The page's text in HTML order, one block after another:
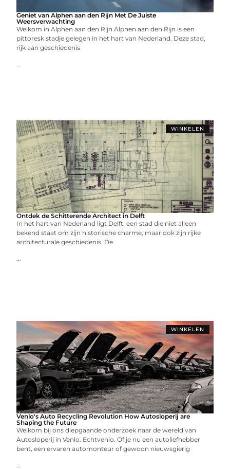
Geniet van Alphen aan den Rijn Met De Juiste
Weersverwachting
Welkom in Alphen aan den Rijn Alphen aan den Rijn is een
pittoresk stadje gelegen in het hart van Nederland. Deze stad,
rijk aan geschiedenis
...
WINKELEN
Ontdek de Schitterende Architect in Delft
In het hart van Nederland ligt Delft, een stad die niet alleen
bekend staat om zijn historische charme, maar ook zijn rijke
architecturale geschiedenis. De
...
WINKELEN
Venlo's Auto Recycling Revolution How Autosloperij are
Shaping the Future
Welkom bij ons diepgaande onderzoek naar de wereld van
Autosloperij in Venlo. Echtvenlo. Of je nu een autoliefhebber
bent, een ervaren automonteur of gewoon nieuwsgierig
...